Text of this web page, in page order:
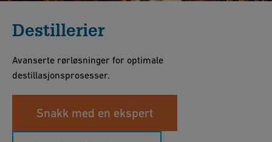
Destillerier
Avanserte rørløsninger for optimale
destillasjonsprosesser.
Snakk med en ekspert